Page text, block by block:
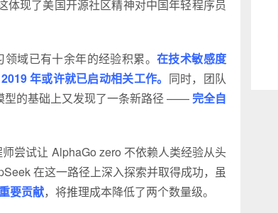
现了美国开源社区精神对中国年轻程序员
域已有十余年的经验积累。在技术敏感度
年或许就已启动相关工作。 同时，团队
型的基础上又发现了一条新路径 ——完全自
尝试让 AlphaGo zero 不依赖人类经验从头
在这一路径上深入探索并取得成功，虽
要贡献，将推理成本降低了两个数量级。